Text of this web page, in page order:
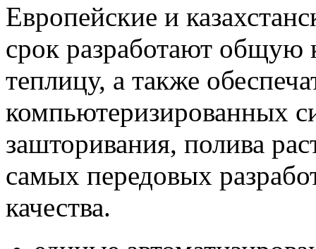
Европейские и
срок разработают общую
теплицу, а также
компьютеризированных
зашторивания, полива
самых передовых
качества.